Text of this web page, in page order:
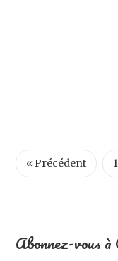
« Précédent 1
Abonnez-vous